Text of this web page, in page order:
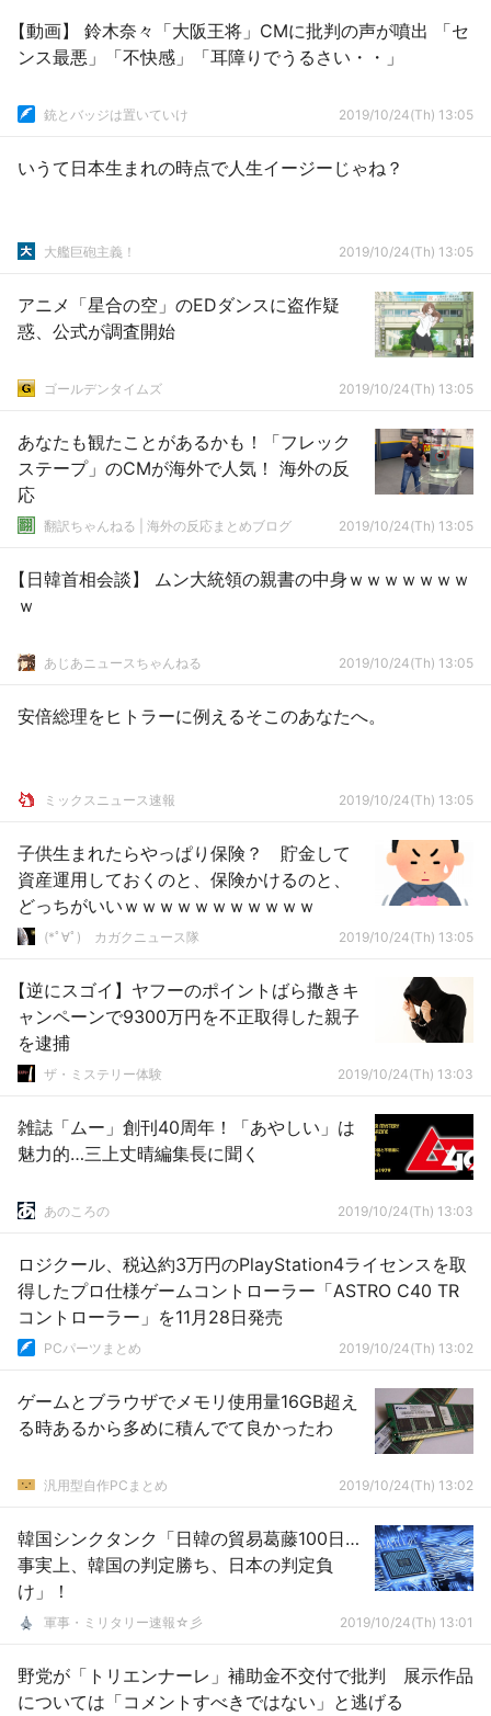
【動画】 鈴木奈々「大阪王将」CMに批判の声が噴出 「セ
ンス最悪」「不快感」「耳障りでうるさい・・」
銃とバッジは置いていけ 2019/10/24(Th) 13:05
いうて日本生まれの時点で人生イージーじゃね？
大艦巨砲主義！ 2019/10/24(Th) 13:05
アニメ「星合の空」のEDダンスに盗作疑
惑、公式が調査開始
ゴールデンタイムズ 2019/10/24(Th) 13:05
あなたも観たことがあるかも！「フレック
ステープ」のCMが海外で人気！ 海外の反
応
翻訳ちゃんねる | 海外の反応まとめブログ 2019/10/24(Th) 13:05
【日韓首相会談】 ムン大統領の親書の中身ｗｗｗｗｗｗｗ
ｗ
あじあニュースちゃんねる 2019/10/24(Th) 13:05
安倍総理をヒトラーに例えるそこのあなたへ。
ミックスニュース速報 2019/10/24(Th) 13:05
子供生まれたらやっぱり保険？ 貯金して
資産運用しておくのと、保険かけるのと、
どっちがいいｗｗｗｗｗｗｗｗｗｗｗ
(*ﾟ∀ﾟ)ゞカガクニュース隊 2019/10/24(Th) 13:05
【逆にスゴイ】ヤフーのポイントばら撒きキ
ャンペーンで9300万円を不正取得した親子
を逮捕
ザ・ミステリー体験 2019/10/24(Th) 13:03
雑誌「ムー」創刊40周年！「あやしい」は
魅力的…三上丈晴編集長に聞く
あのころの 2019/10/24(Th) 13:03
ロジクール、税込約3万円のPlayStation4ライセンスを取
得したプロ仕様ゲームコントローラー「ASTRO C40 TR
コントローラー」を11月28日発売
PCパーツまとめ 2019/10/24(Th) 13:02
ゲームとブラウザでメモリ使用量16GB超え
る時あるから多めに積んでて良かったわ
汎用型自作PCまとめ 2019/10/24(Th) 13:02
韓国シンクタンク「日韓の貿易葛藤100日…
事実上、韓国の判定勝ち、日本の判定負
け」！
軍事・ミリタリー速報☆彡 2019/10/24(Th) 13:01
野党が「トリエンナーレ」補助金不交付で批判 展示作品
については「コメントすべきではない」と逃げる